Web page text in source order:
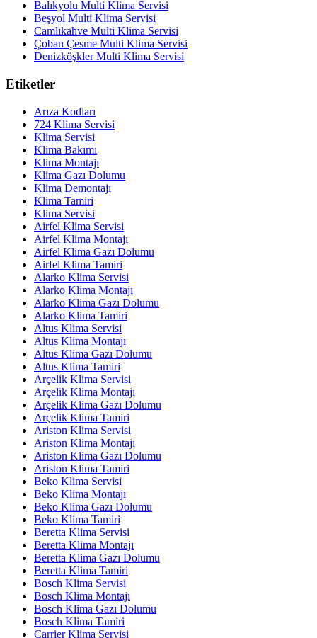
Balıkyolu Multi Klima Servisi
Beşyol Multi Klima Servisi
Camlıkahve Multi Klima Servisi
Çoban Çesme Multi Klima Servisi
Denizköşkler Multi Klima Servisi
Etiketler
Arıza Kodları
724 Klima Servisi
Klima Servisi
Klima Bakımı
Klima Montajı
Klima Gazı Dolumu
Klima Demontajı
Klima Tamiri
Klima Servisi
Airfel Klima Servisi
Airfel Klima Montajı
Airfel Klima Gazı Dolumu
Airfel Klima Tamiri
Alarko Klima Servisi
Alarko Klima Montajı
Alarko Klima Gazı Dolumu
Alarko Klima Tamiri
Altus Klima Servisi
Altus Klima Montajı
Altus Klima Gazı Dolumu
Altus Klima Tamiri
Arçelik Klima Servisi
Arçelik Klima Montajı
Arçelik Klima Gazı Dolumu
Arçelik Klima Tamiri
Ariston Klima Servisi
Ariston Klima Montajı
Ariston Klima Gazı Dolumu
Ariston Klima Tamiri
Beko Klima Servisi
Beko Klima Montajı
Beko Klima Gazı Dolumu
Beko Klima Tamiri
Beretta Klima Servisi
Beretta Klima Montajı
Beretta Klima Gazı Dolumu
Beretta Klima Tamiri
Bosch Klima Servisi
Bosch Klima Montajı
Bosch Klima Gazı Dolumu
Bosch Klima Tamiri
Carrier Klima Servisi